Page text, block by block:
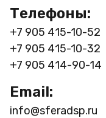
Телефоны:
+7 905 415-10-52
+7 905 415-10-32
+7 905 414-90-14
Email:
info@sferadsp.ru